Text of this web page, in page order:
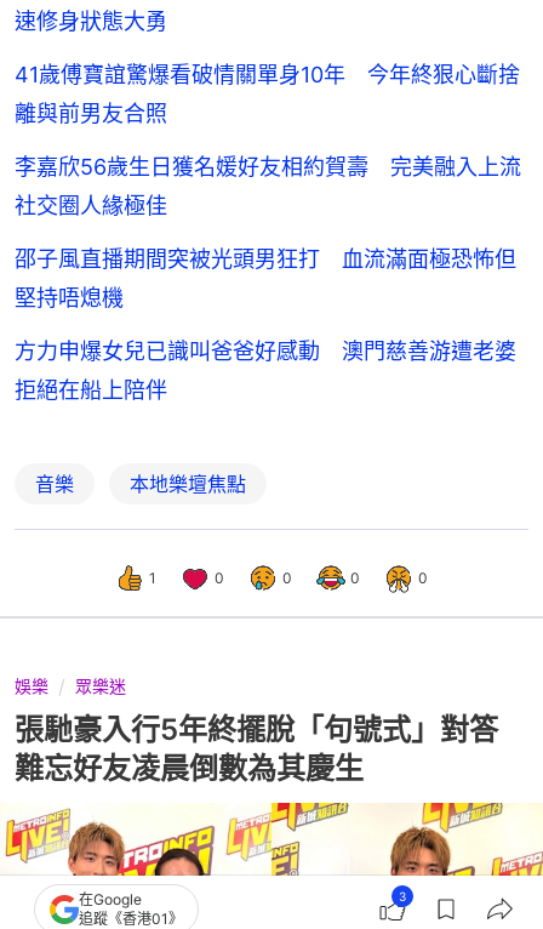
速修身狀態大勇
41歲傅寶誼驚爆看破情關單身10年 今年終狠心斷捨
離與前男友合照
李嘉欣56歲生日獲名媛好友相約賀壽 完美融入上流
社交圈人緣極佳
邵子風直播期間突被光頭男狂打 血流滿面極恐怖但
堅持唔熄機
方力申爆女兒已識叫爸爸好感動 澳門慈善游遭老婆
拒絕在船上陪伴
音樂 本地樂壇焦點
1 0 0 0 0
娛樂 眾樂迷
張馳豪入行5年終擺脫「句號式」對答
難忘好友凌晨倒數為其慶生
在Google
追蹤《香港01》
3